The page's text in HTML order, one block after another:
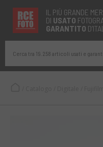
IL PIÙ GRANDE
DI USATO
GARANTITO
Cerca tra 19.258 articoli usati e